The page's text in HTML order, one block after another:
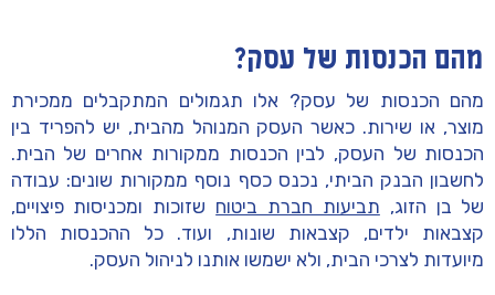
מהם הכנסות של עסק?
מהם הכנסות של עסק? אלו תגמולים המתקבלים ממכירת
מוצר, או שירות. כאשר העסק המנוהל מהבית, יש להפריד בין
הכנסות של העסק, לבין הכנסות ממקורות אחרים של הבית.
לחשבון הבנק הביתי, נכנס כסף נוסף ממקורות שונים: עבודה
של בן הזוג, תביעות חברת ביטוח שזוכות ומכניסות פיצויים,
קצבאות ילדים, קצבאות שונות, ועוד. כל ההכנסות הללו
מיועדות לצרכי הבית, ולא ישמשו אותנו לניהול העסק.